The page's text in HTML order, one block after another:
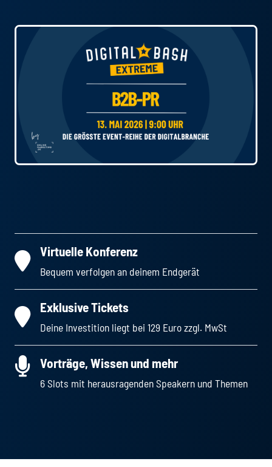
Virtuelle Konferenz
Bequem verfolgen an deinem Endgerät
Exklusive Tickets
Deine Investition liegt bei 129 Euro zzgl. MwSt
Vorträge, Wissen und mehr
6 Slots mit herausragenden Speakern und Themen